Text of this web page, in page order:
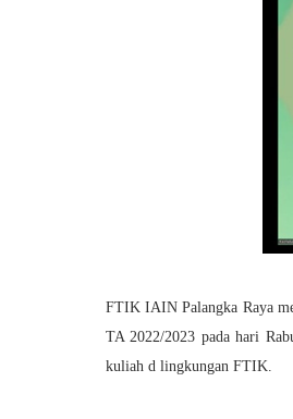
FTIK IAIN Palangka Raya
TA 2022/2023 pada hari
kuliah d lingkungan FTIK.